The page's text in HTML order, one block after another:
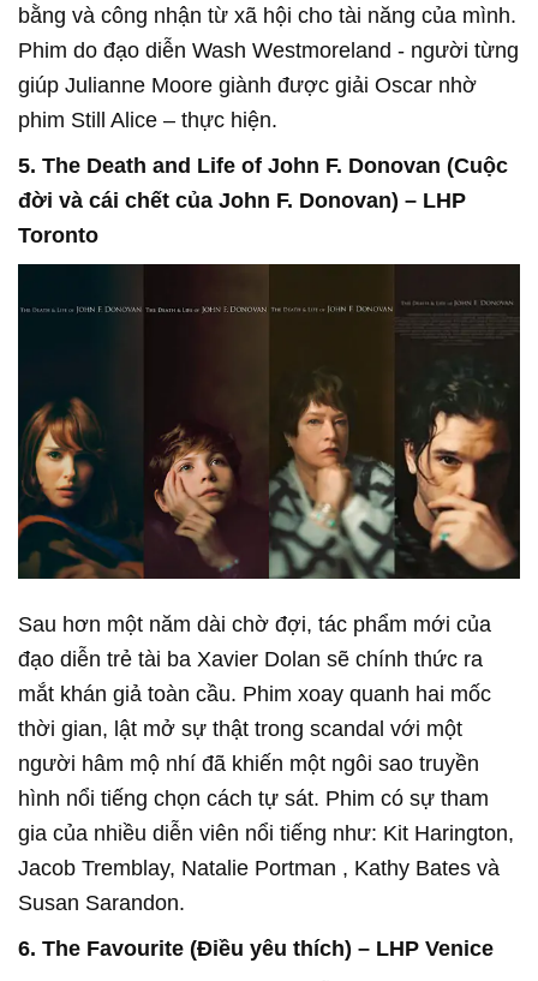
bằng và công nhận từ xã hội cho tài năng của mình.
Phim do đạo diễn Wash Westmoreland - người từng
giúp Julianne Moore giành được giải Oscar nhờ
phim Still Alice – thực hiện.
5. The Death and Life of John F. Donovan (Cuộc
đời và cái chết của John F. Donovan) – LHP
Toronto
Sau hơn một năm dài chờ đợi, tác phẩm mới của
đạo diễn trẻ tài ba Xavier Dolan sẽ chính thức ra
mắt khán giả toàn cầu. Phim xoay quanh hai mốc
thời gian, lật mở sự thật trong scandal với một
người hâm mộ nhí đã khiến một ngôi sao truyền
hình nổi tiếng chọn cách tự sát. Phim có sự tham
gia của nhiều diễn viên nổi tiếng như: Kit Harington,
Jacob Tremblay, Natalie Portman , Kathy Bates và
Susan Sarandon.
6. The Favourite (Điều yêu thích) – LHP Venice